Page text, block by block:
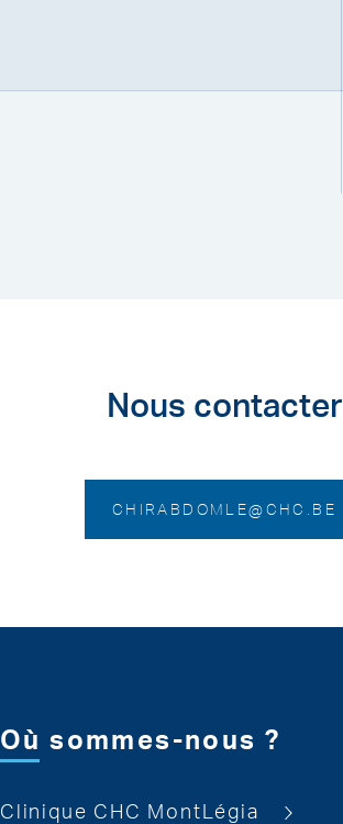
Nous contacter
CHIRABDOMLE@CHC.BE
Où sommes-nous ?
Clinique CHC MontLégia